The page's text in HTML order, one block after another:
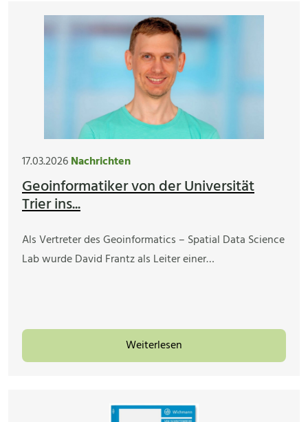
17.03.2026Nachrichten
Geoinformatiker von der Universität
Trier ins...
Als Vertreter des Geoinformatics – Spatial Data Science
Lab wurde David Frantz als Leiter einer…
Weiterlesen